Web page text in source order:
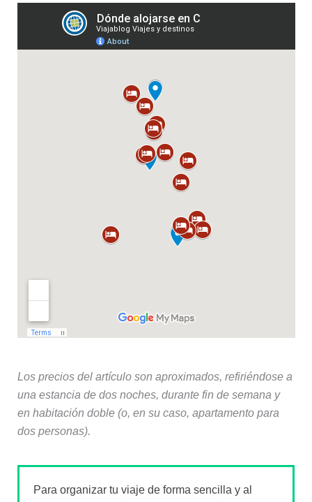
Los precios del artículo son aproximados, refiriéndose a
una estancia de dos noches, durante fin de semana y
en habitación doble (o, en su caso, apartamento para
dos personas).
Para organizar tu viaje de forma sencilla y al